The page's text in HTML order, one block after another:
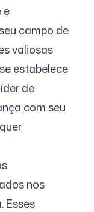
e
campo de
valiosas
estabelece
de
com seu
nos
Esses